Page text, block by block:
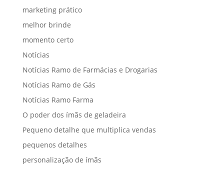
marketing prático
melhor brinde
momento certo
Notícias
Notícias Ramo de Farmácias e Drogarias
Notícias Ramo de Gás
Notícias Ramo Farma
O poder dos ímãs de geladeira
Pequeno detalhe que multiplica vendas
pequenos detalhes
personalização de ímãs